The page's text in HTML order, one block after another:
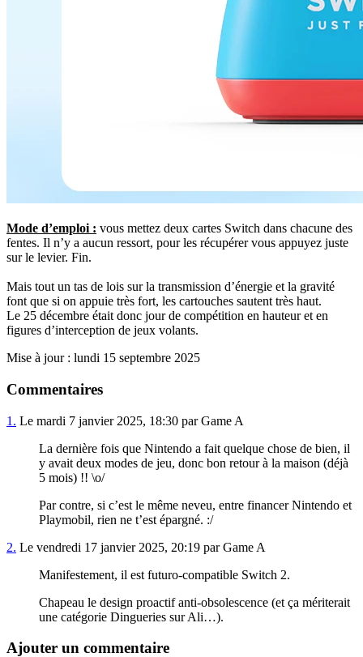
Mode d’emploi : vous mettez deux cartes Switch dans chacune des
fentes. Il n’y a aucun ressort, pour les récupérer vous appuyez juste
sur le levier. Fin.
Mais tout un tas de lois sur la transmission d’énergie et la gravité
font que si on appuie très fort, les cartouches sautent très haut.
Le 25 décembre était donc jour de compétition en hauteur et en
figures d’interception de jeux volants.
Mise à jour : lundi 15 septembre 2025
Commentaires
1. Le mardi 7 janvier 2025, 18:30 par Game A
La dernière fois que Nintendo a fait quelque chose de bien, il
y avait deux modes de jeu, donc bon retour à la maison (déjà
5 mois) !! \o/
Par contre, si c’est le même neveu, entre financer Nintendo et
Playmobil, rien ne t’est épargné. :/
2. Le vendredi 17 janvier 2025, 20:19 par Game A
Manifestement, il est futuro-compatible Switch 2.
Chapeau le design proactif anti-obsolescence (et ça mériterait
une catégorie Dingueries sur Ali…).
Ajouter un commentaire